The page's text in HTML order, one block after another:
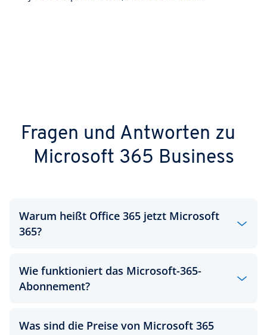
Fragen und Antworten zu
Microsoft 365 Business
Warum heißt Office 365 jetzt Microsoft
365?
Seit dem 21. April 2020 hat Office 365 einen neuen
weiteren Funktionen heißt jetzt „Microsoft 365“.
Wie funktioniert das Microsoft-365-
Abonnement?
Das Abonnement umfasst das vollständige
Was sind die Preise von Microsoft 365